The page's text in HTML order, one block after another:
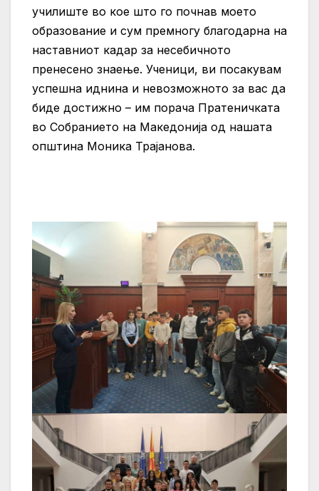
училиште во кое што го почнав моето
образование и сум премногу благодарна на
наставниот кадар за несебичното
пренесено знаење. Ученици, ви посакувам
успешна иднина и невозможното за вас да
биде достижно – им порача Пратеничката
во Собранието на Македонија од нашата
општина Моника Трајанова.